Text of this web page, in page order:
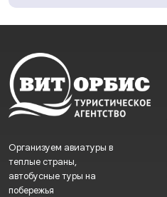
Организуем авиатуры в
теплые страны,
автобусные туры на
побережья